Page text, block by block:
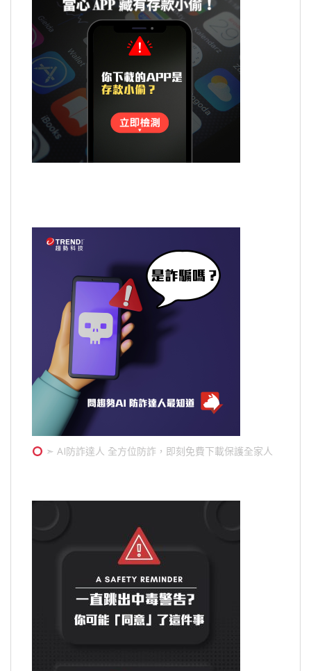
➣ AI防詐達人 全方位防詐，即刻免費下載保護全家人